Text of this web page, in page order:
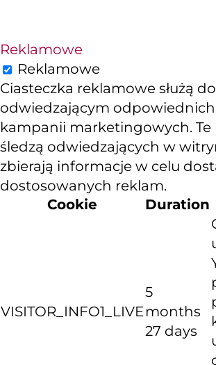
Reklamowe
Reklamowe
Ciasteczka reklamowe służą
odwiedzającym
kampanii marketingowych. Te
śledzą odwiedzających w
zbierają informacje w celu
dostosowanych reklam.
Cookie
Duration
VISITOR_INFO1_LIVE
5
months
27 days